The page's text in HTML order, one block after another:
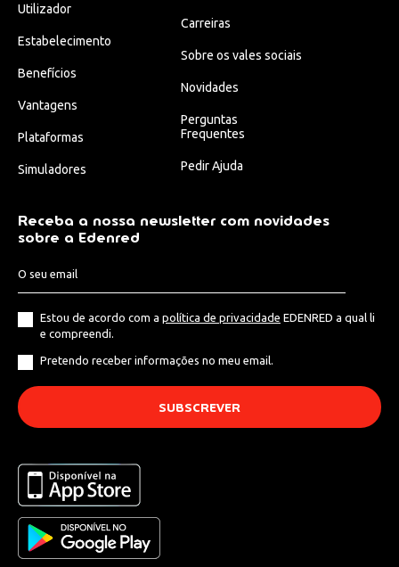
Utilizador
Estabelecimento
Benefícios
Vantagens
Plataformas
Simuladores
Carreiras
Sobre os vales sociais
Novidades
Perguntas
Frequentes
Pedir Ajuda
Receba a nossa newsletter com novidades
sobre a Edenred
Estou de acordo com a política de privacidade EDENRED a qual li
e compreendi.
Pretendo receber informações no meu email.